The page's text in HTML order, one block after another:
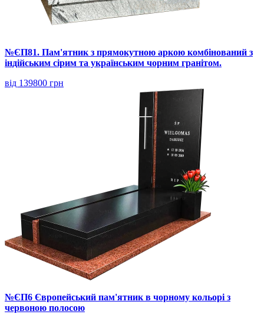
№ЄП81. Пам'ятник з прямокутною аркою комбінований з
індійським сірим та українським чорним гранітом.
від 139800 грн
№ЄП6 Європейський пам'ятник в чорному кольорі з
червоною полосою